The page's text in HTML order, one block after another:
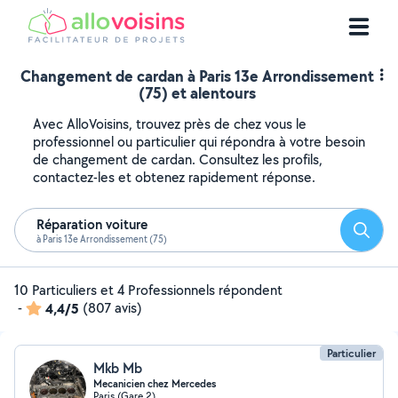
Changement de cardan à Paris 13e Arrondissement
(75) et alentours
Avec AlloVoisins, trouvez près de chez vous le
professionnel ou particulier qui répondra à votre besoin
de changement de cardan. Consultez les profils,
contactez-les et obtenez rapidement réponse.
Réparation voiture
à Paris 13e Arrondissement (75)
10 Particuliers et 4 Professionnels répondent
-
4,4/5 (807 avis)
Particulier
Mkb Mb
Mecanicien chez Mercedes